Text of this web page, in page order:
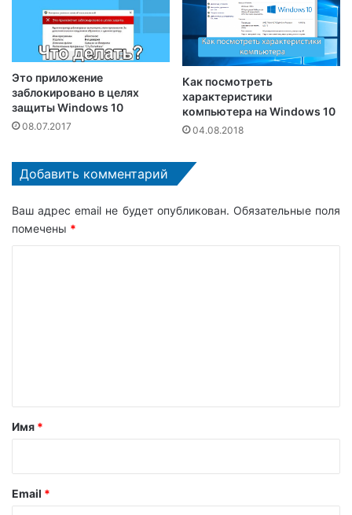
Это приложение
заблокировано в целях
защиты Windows 10
08.07.2017
Как посмотреть
характеристики
компьютера на Windows 10
04.08.2018
Добавить комментарий
Ваш адрес email не будет опубликован. Обязательные поля
помечены *
а
й
Имя *
Email *